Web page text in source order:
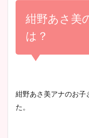
紺野あさ美
は？
紺野あさ美アナのお子
た。